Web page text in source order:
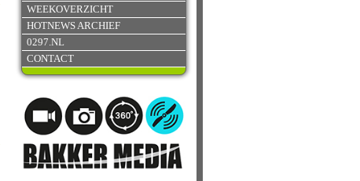
WEEKOVERZICHT
HOTNEWS ARCHIEF
0297.NL
CONTACT